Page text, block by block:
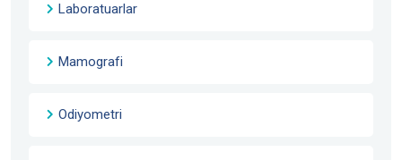
Laboratuarlar
Mamografi
Odiyometri